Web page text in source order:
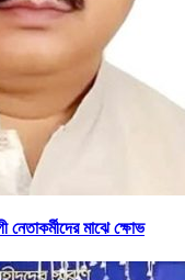
নেতাকর্মীদের মাঝে ক্ষোভ